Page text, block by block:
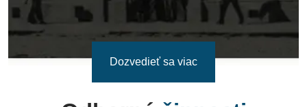
Dozvedieť sa viac